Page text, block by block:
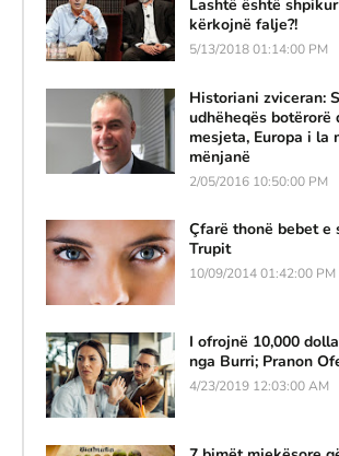
Lashtë është
kërkojnë falje?!
5/13/2018 01:14:00 PM
Historiani zviceran:
udhëheqës botërorë
mesjeta, Europa i la
mënjanë
2/05/2016 10:50:00 PM
Çfarë thonë bebet e
Trupit
10/09/2014 01:42:00 PM
I ofrojnë 10,000
nga Burri; Pranon
4/23/2019 12:03:00 AM